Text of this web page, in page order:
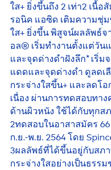
ใส+ ยิ่งขึ้นถึง 2 เท่า2 เนื้อ
รอนิค แอซิด เติมความชุ่
ใส+ ยิ่งขึ้น พิสูจน์ผลลัพธ์จ
อล® เริ่มทำงานตั้งแต่วัน
และจุดด่างดำฝังลึก* เริ่ม
แดดและจุดด่างดำ ดูลดเ
กระจ่างใสขึ้น+ และลดโ
เนื่อง ผ่านการทดสอบทา
ด้านผิวหนัง ใช้ได้กับทุกส
2ทดสอบในอาสาสมัคร
ก.ย.-พ.ย. 2564 โดย
3ผลลัพธ์ที่ได้ขึ้นอยู่กับสภ
กระจ่างใสอย่างเป็นธรรม